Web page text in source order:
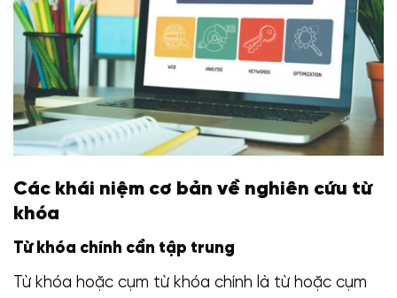
Các khái niệm cơ bản về nghiên cứu từ
khóa
Từ khóa chính cần tập trung
Từ khóa hoặc cụm từ khóa chính là từ hoặc cụm